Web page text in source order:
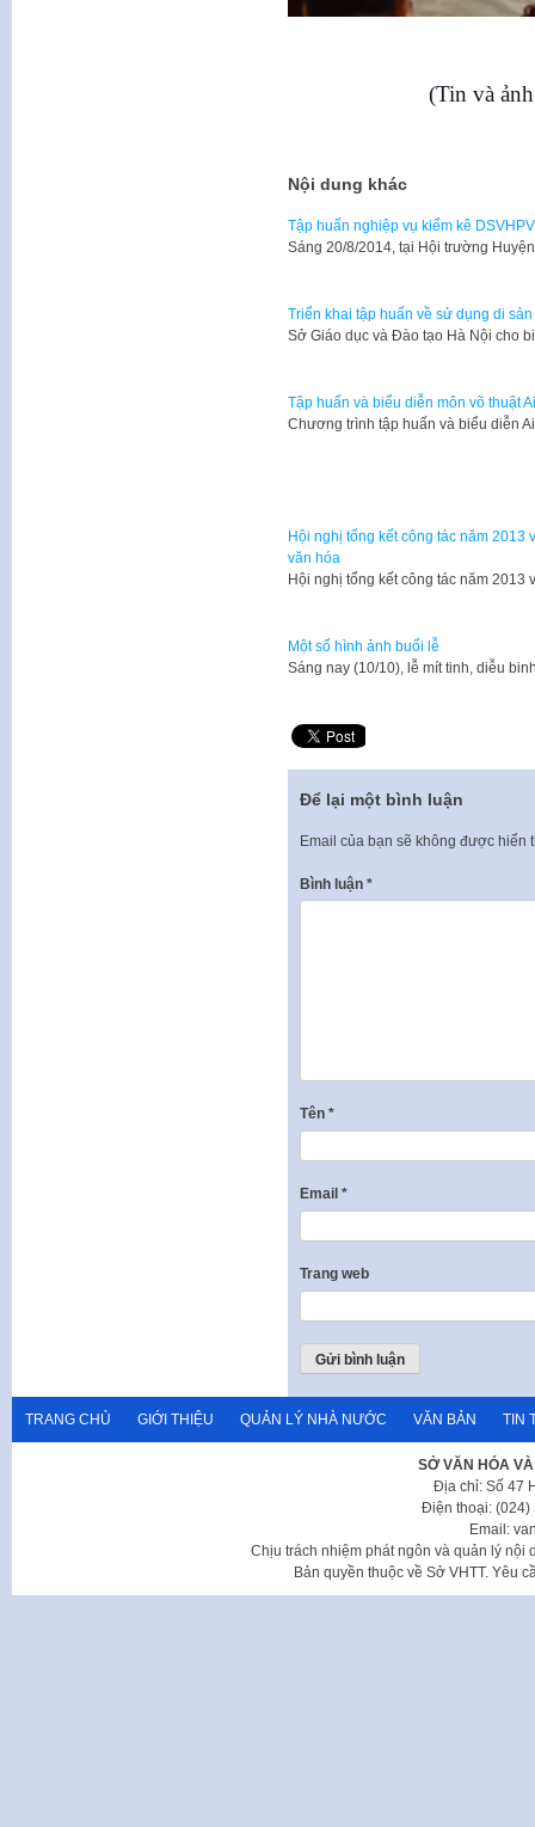
(Tin và
Nội dung khác
Tập huấn nghiệp vụ kiểm kê
​Sáng 20/8/2014, tại Hội trường
Triển khai tập huấn về sử dụng di
Sở Giáo dục và Đào tạo Hà Nội cho
Tập huấn và biểu diễn môn võ thuật
​Chương trình tập huấn và biểu diễn
Hội nghị tổng kết công tác năm
văn hóa
​Hội nghị tổng kết công tác năm
Một số hình ảnh buổi lễ
​Sáng nay (10/10), lễ mít tinh, diễu
Để lại một bình luận
Email của bạn sẽ không được hiển
Bình luận *
Tên *
Email *
Trang web
TRANG CHỦ GIỚI THIỆU QUẢN LÝ NHÀ NƯỚC VĂN BẢN TIN
SỞ VĂN HÓA
Địa chỉ: Số 47
Điện thoại: (024)
Email:
Chịu trách nhiệm phát ngôn và quản lý nội
Bản quyền thuộc về Sở VHTT. Yêu